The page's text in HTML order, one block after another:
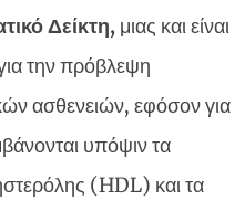
Δείκτη, μιας και είναι
την πρόβλεψη
ασθενειών, εφόσον για
υπόψιν τα
(HDL) και τα